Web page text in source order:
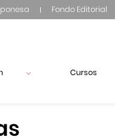
Fondo Editorial
Cursos